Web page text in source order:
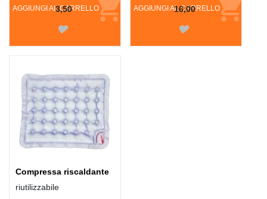
AGGIUNGI AL CARRELLO
3,50 AGGIUNGI AL CARRELLO
16,00
Compressa riscaldante
riutilizzabile